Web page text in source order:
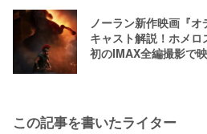
ノーラン新作映画『オ
キャスト解説！ホメ
初のIMAX全編撮影で
この記事を書いたライター